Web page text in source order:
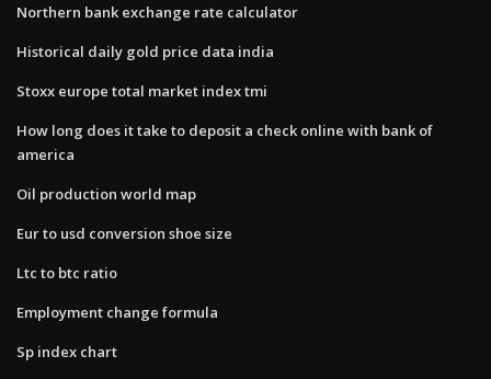
Northern bank exchange rate calculator
Historical daily gold price data india
Stoxx europe total market index tmi
How long does it take to deposit a check online with bank of
america
Oil production world map
Eur to usd conversion shoe size
Ltc to btc ratio
Employment change formula
Sp index chart